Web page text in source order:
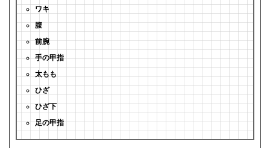
ワキ
腹
前腕
手の甲指
太もも
ひざ
ひざ下
足の甲指